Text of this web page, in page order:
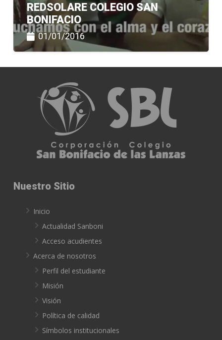
REDSOLARE COLEGIO SAN
BONIFACIO
01/01/2016
Nuestro Sitio
Inicio
Actualidad Sanboni
Acceso acudientes
Acerca de nosotros
Perfil del estudiante
Misión
Visión
Política de calidad
Símbolos institucionales